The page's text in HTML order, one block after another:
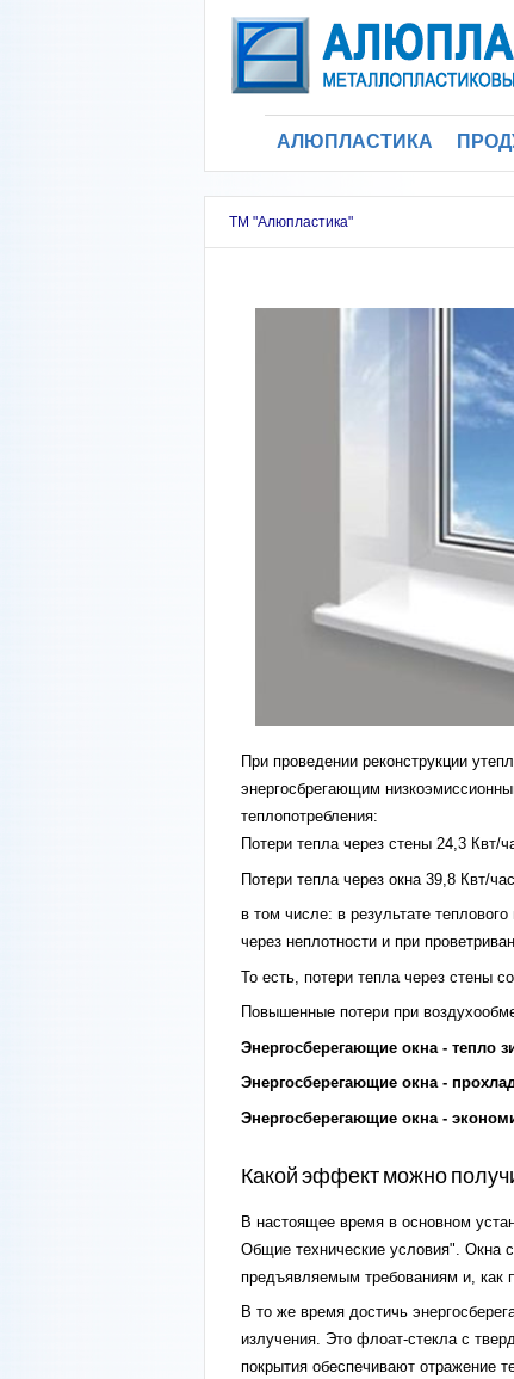
АЛЮПЛАСТИКА
ТМ "Алюпластика"
При проведении реконструкции
энергосбрегающим
теплопотребления:
Потери тепла через стены 24,3 Квт/
Потери тепла через окна 39,8 Квт/
в том числе: в результате
через неплотности и при
То есть, потери тепла через стены
Повышенные потери при
Энергосберегающие окна - тепло
Энергосберегающие окна -
Энергосберегающие окна -
Какой эффект можно
В настоящее время в основном
Общие технические условия". Окна
предъявляемым требованиям и, как
В то же время достичь
излучения. Это флоат-стекла с
покрытия обеспечивают отражение